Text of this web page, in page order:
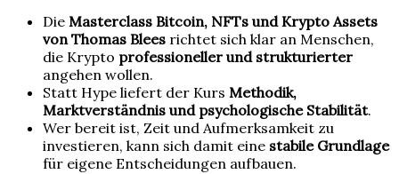
Die Masterclass Bitcoin, NFTs und Krypto Assets
von Thomas Blees richtet sich klar an Menschen,
die Krypto professioneller und strukturierter
angehen wollen.
Statt Hype liefert der Kurs Methodik,
Marktverständnis und psychologische Stabilität.
Wer bereit ist, Zeit und Aufmerksamkeit zu
investieren, kann sich damit eine stabile Grundlage
für eigene Entscheidungen aufbauen.